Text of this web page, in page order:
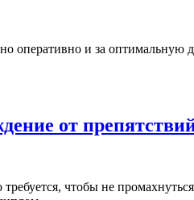
и за оптимальную
от
чтобы не